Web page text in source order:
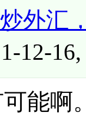
外汇
12-
能啊